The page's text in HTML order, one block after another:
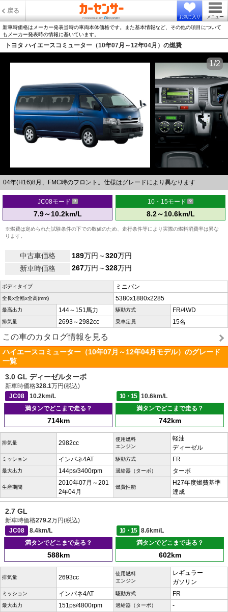
戻る
お気に入り メニュー
新車時価格はメーカー発表当時の車両本体価格です。また基本情報など、その他の項目について
もメーカー発表時の情報に基いています。
トヨタ ハイエースコミューター（10年07月～12年04月）の燃費
04年(H16)8月、FMC時のフロント。仕様はグレードにより異なります
1/2
JC08モード
7.9～10.2km/L
10・15モード
8.2～10.6km/L
※燃費は定められた試験条件の下での数値のため、走行条件等により実際の燃料消費率は異な
ります。
中古車価格 189万円～320万円
新車時価格
267万円～328万円
ボディタイプ ミニバン
全長x全幅x全高(mm) 5380x1880x2285
最高出力 144～151馬力 駆動方式 FR/4WD
排気量 2693～2982cc 乗車定員 15名
この車のカタログ情報を見る
ハイエースコミューター（10年07月～12年04月モデル）のグレード
一覧
3.0 GL ディーゼルターボ
新車時価格328.1万円(税込)
JC08
10.2km/L 10・15
10.6km/L
満タンでどこまで走る？
714km
満タンでどこまで走る？
742km
排気量 2982cc
使用燃料
エンジン
軽油
ディーゼル
ミッション インパネ4AT 駆動方式 FR
最大出力 144ps/3400rpm 過給器（ターボ） ターボ
生産期間
2010年07月～201
2年04月
燃費性能
H27年度燃費基準
達成
2.7 GL
新車時価格279.2万円(税込)
JC08
8.4km/L 10・15
8.6km/L
満タンでどこまで走る？
588km
満タンでどこまで走る？
602km
排気量 2693cc
使用燃料
エンジン
レギュラー
ガソリン
ミッション インパネ4AT 駆動方式 FR
最大出力 151ps/4800rpm 過給器（ターボ） -